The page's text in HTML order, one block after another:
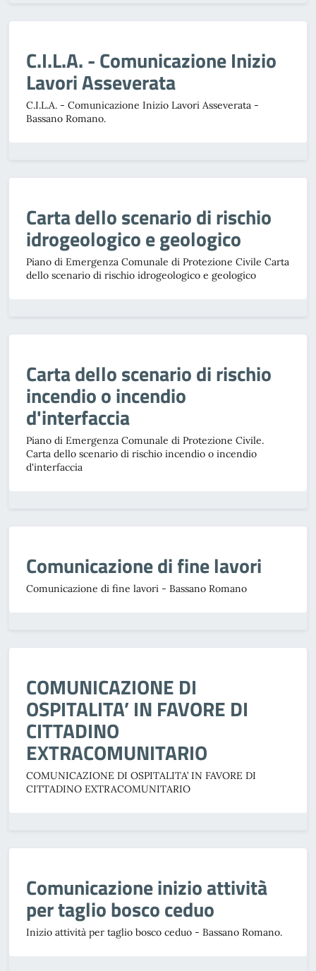
C.I.L.A. - Comunicazione Inizio
Lavori Asseverata
C.I.L.A. - Comunicazione Inizio Lavori Asseverata -
Bassano Romano.
Carta dello scenario di rischio
idrogeologico e geologico
Piano di Emergenza Comunale di Protezione Civile Carta
dello scenario di rischio idrogeologico e geologico
Carta dello scenario di rischio
incendio o incendio
d'interfaccia
Piano di Emergenza Comunale di Protezione Civile.
Carta dello scenario di rischio incendio o incendio
d'interfaccia
Comunicazione di fine lavori
Comunicazione di fine lavori - Bassano Romano
COMUNICAZIONE DI
OSPITALITA’ IN FAVORE DI
CITTADINO
EXTRACOMUNITARIO
COMUNICAZIONE DI OSPITALITA’ IN FAVORE DI
CITTADINO EXTRACOMUNITARIO
Comunicazione inizio attività
per taglio bosco ceduo
Inizio attività per taglio bosco ceduo - Bassano Romano.